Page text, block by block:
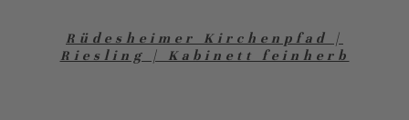
Rüdesheimer Kirchenpfad |
Riesling | Kabinett feinherb